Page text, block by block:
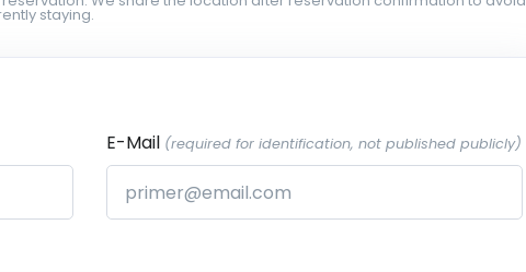
staying.
E-Mail (required for identification, not published publicly)